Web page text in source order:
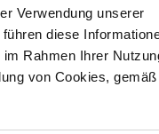
Verwendung unserer
diese
Rahmen Ihrer
von Cookies, gemäß
jedes